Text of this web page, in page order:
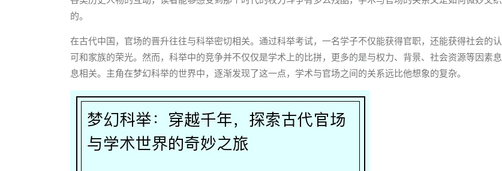
的。
在古代中国，官场的晋升往往与科举密切相关。通过科举考试，一名学子不仅能获得官职，还能获得社会的认
可和家族的荣光。然而，科举中的竞争并不仅仅是学术上的比拼，更多的是与权力、背景、社会资源等因素息
息相关。主角在梦幻科举的世界中，逐渐发现了这一点，学术与官场之间的关系远比他想象的复杂。